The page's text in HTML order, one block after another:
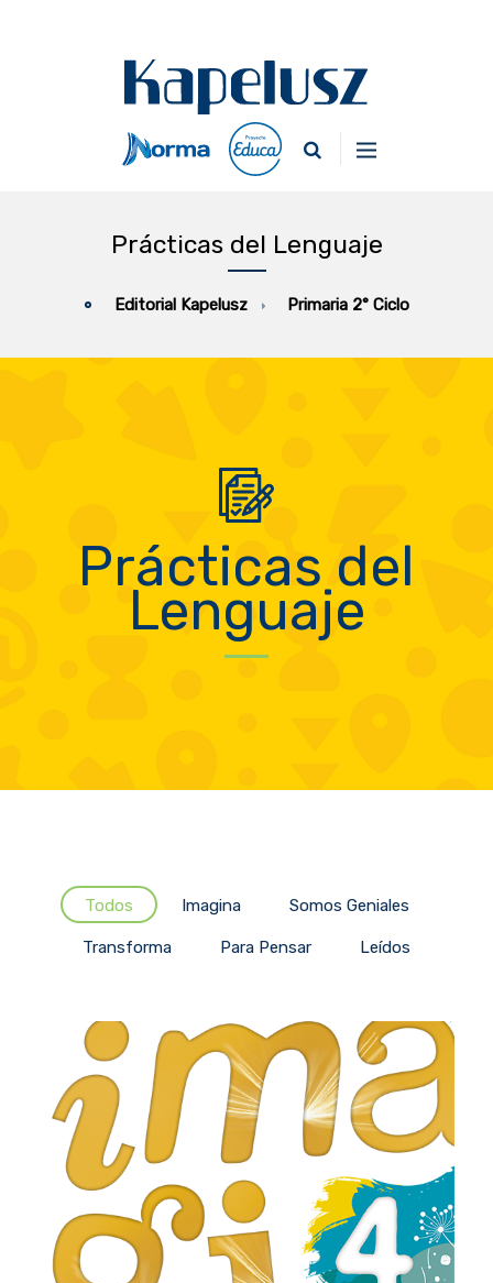
Prácticas del Lenguaje
Editorial Kapelusz Primaria 2° Ciclo
Prácticas del
Lenguaje
Todos Imagina Somos Geniales
Transforma Para Pensar Leídos